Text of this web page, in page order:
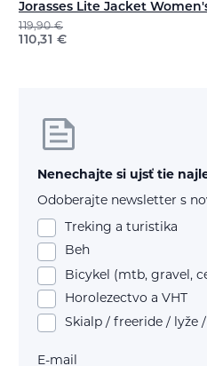
Jorasses Lite Jacket
119,90€
110,31 €
Nenechajte si ujsť tie
Odoberajte newsletter s
Treking a turistika
Beh
Bicykel (mtb, gravel,
Horolezectvo a VHT
Skialp / freeride / lyže
E-mail